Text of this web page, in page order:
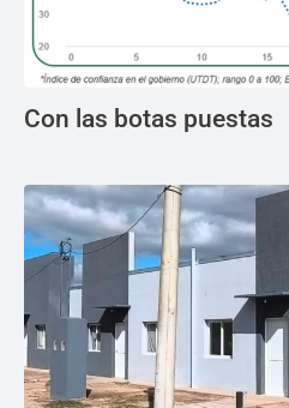
Con las botas puestas